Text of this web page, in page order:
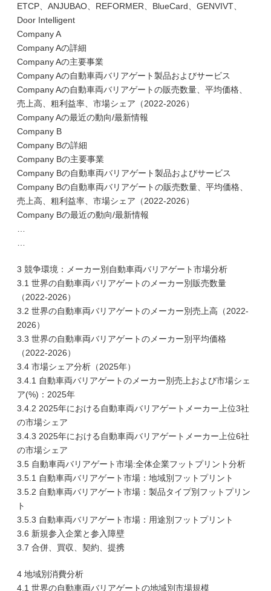
ETCP、ANJUBAO、REFORMER、BlueCard、GENVIVT、
Door Intelligent
Company A
Company Aの詳細
Company Aの主要事業
Company Aの自動車両バリアゲート製品およびサービス
Company Aの自動車両バリアゲートの販売数量、平均価格、
売上高、粗利益率、市場シェア（2022-2026）
Company Aの最近の動向/最新情報
Company B
Company Bの詳細
Company Bの主要事業
Company Bの自動車両バリアゲート製品およびサービス
Company Bの自動車両バリアゲートの販売数量、平均価格、
売上高、粗利益率、市場シェア（2022-2026）
Company Bの最近の動向/最新情報
3 競争環境：メーカー別自動車両バリアゲート市場分析
3.1 世界の自動車両バリアゲートのメーカー別販売数量
（2022-2026）
3.2 世界の自動車両バリアゲートのメーカー別売上高（2022-
2026）
3.3 世界の自動車両バリアゲートのメーカー別平均価格
（2022-2026）
3.4 市場シェア分析（2025年）
3.4.1 自動車両バリアゲートのメーカー別売上および市場シェ
ア(%)：2025年
3.4.2 2025年における自動車両バリアゲートメーカー上位3社
の市場シェア
3.4.3 2025年における自動車両バリアゲートメーカー上位6社
の市場シェア
3.5 自動車両バリアゲート市場:全体企業フットプリント分析
3.5.1 自動車両バリアゲート市場：地域別フットプリント
3.5.2 自動車両バリアゲート市場：製品タイプ別フットプリン
ト
3.5.3 自動車両バリアゲート市場：用途別フットプリント
3.6 新規参入企業と参入障壁
3.7 合併、買収、契約、提携
4 地域別消費分析
4.1 世界の自動車両バリアゲートの地域別市場規模